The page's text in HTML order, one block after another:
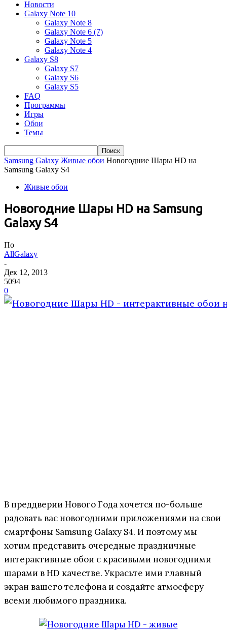
Новости
Galaxy Note 10
Galaxy Note 8
Galaxy Note 6 (7)
Galaxy Note 5
Galaxy Note 4
Galaxy S8
Galaxy S7
Galaxy S6
Galaxy S5
FAQ
Программы
Игры
Обои
Темы
Samsung Galaxy Живые обои Новогодние Шары HD на
Samsung Galaxy S4
Живые обои
Новогодние Шары HD на Samsung
Galaxy S4
По
AllGalaxy
-
Дек 12, 2013
5094
0
В преддверии Нового Года хочется по-больше
радовать вас новогодними приложениями на свои
смартфоны Samsung Galaxy S4. И поэтому мы
хотим представить очередные праздничные
интерактивные обои с красивыми новогодними
шарами в HD качестве. Украсьте ими главный
экран вашего телефона и создайте атмосферу
всеми любимого праздника.